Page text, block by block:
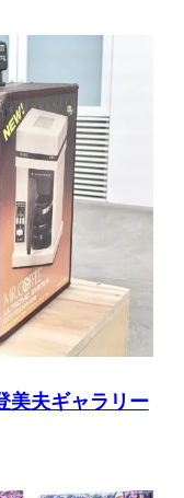
美夫ギャラリー